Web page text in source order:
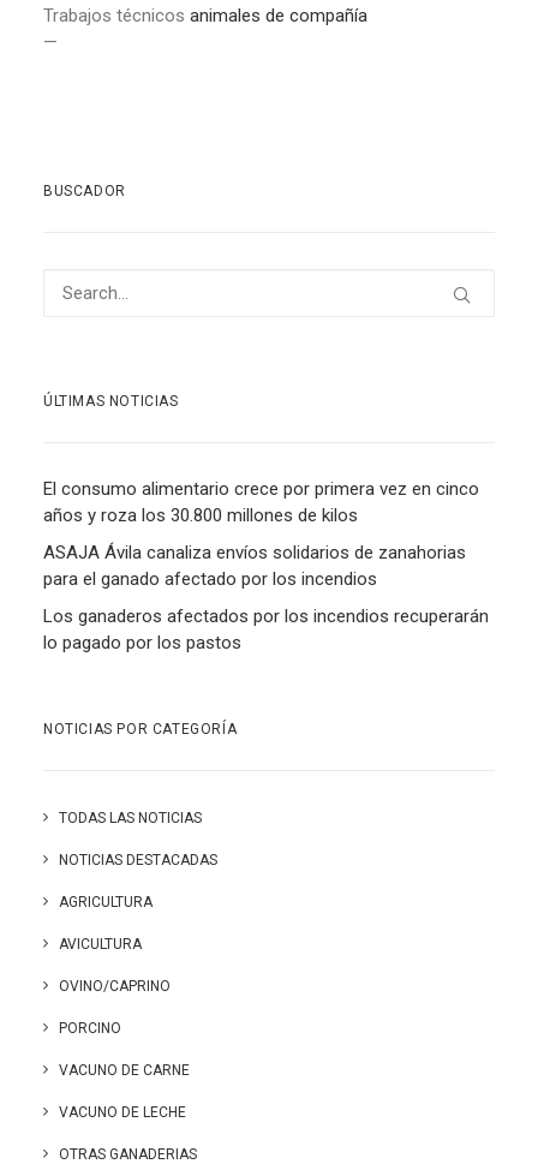
Trabajos técnicos animales de compañía
—
BUSCADOR
ÚLTIMAS NOTICIAS
El consumo alimentario crece por primera vez en cinco
años y roza los 30.800 millones de kilos
ASAJA Ávila canaliza envíos solidarios de zanahorias
para el ganado afectado por los incendios
Los ganaderos afectados por los incendios recuperarán
lo pagado por los pastos
NOTICIAS POR CATEGORÍA
TODAS LAS NOTICIAS
NOTICIAS DESTACADAS
AGRICULTURA
AVICULTURA
OVINO/CAPRINO
PORCINO
VACUNO DE CARNE
VACUNO DE LECHE
OTRAS GANADERIAS